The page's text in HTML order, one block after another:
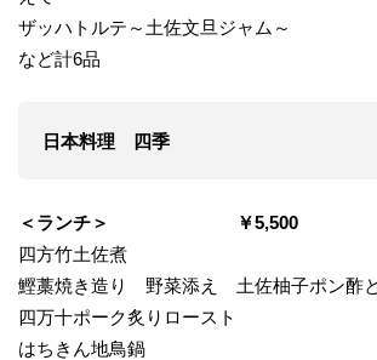
ザッハトルテ～土佐文旦ジャム～
など計6品
日本料理 四季
＜ランチ＞ ￥5,500
四方竹土佐煮
鰹藁焼き造り 野菜添え 土佐柚子ポン酢
四万十ポーク炙りロースト
はちきん地鳥鍋